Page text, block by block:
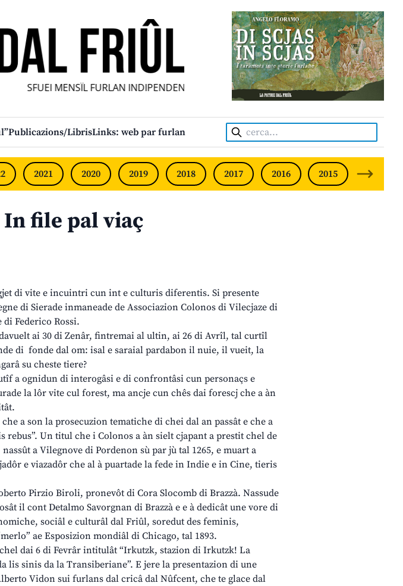
SFUEI MENSÎL FURLAN INDIPENDENT • INDEPENDENT FRIULIAN MONTHLY •
Publicazions/LibrisLinks: web par furlan Cerca:
2021 2020 2019 2018 2017 2016 2015 2014
In file pal viaç
di vite e incuintri cun int e culturis diferentis. Si presente
di Sierade inmaneade de Associazion Colonos di Vilecjaze di
Federico Rossi.
ai 30 di Zenâr, fintremai al ultin, ai 26 di Avrîl, tal curtîl
di fonde dal om: isal e saraial pardabon il nuie, il vueit, la
su cheste tiere?
a ognidun di interogâsi e di confrontâsi cun personaçs e
la lôr vite cul forest, ma ancje cun chês dai forescj che a àn
a son la prosecuzion tematiche di chei dal an passât e che a
rebus”. Un titul che i Colonos a àn sielt cjapant a prestit chel de
a Vilegnove di Pordenon sù par jù tal 1265, e muart a
e viazadôr che al à puartade la fede in Indie e in Cine, tieris
Pirzio Biroli, pronevôt di Cora Slocomb di Brazzà. Nassude
il cont Detalmo Savorgnan di Brazzà e e à dedicât une vore di
sociâl e culturâl dal Friûl, soredut des feminis,
ae Esposizion mondiâl di Chicago, tal 1893.
dai 6 di Fevrâr intitulât “Irkutzk, stazion di Irkutzk! La
lis sinis da la Transiberiane”. E jere la presentazion di une
Vidon sui furlans dal cricâ dal Nûfcent, che te glace dal